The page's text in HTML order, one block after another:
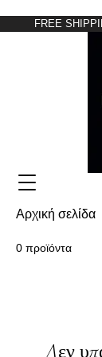
FREE
Αρχική σελίδα
0 προϊόντα
Δεν